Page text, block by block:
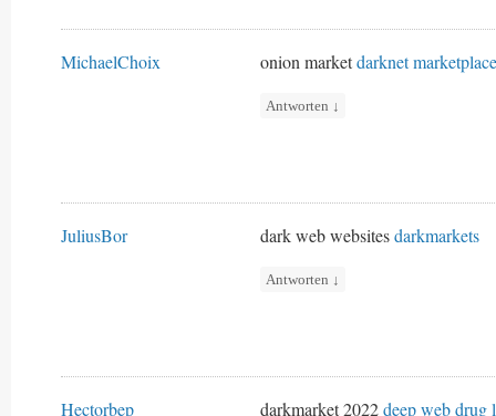
MichaelChoix onion marketdarknet marketplace
Antworten ↓
JuliusBor dark web websitesdarkmarkets
Antworten ↓
Hectorbep darkmarket 2022deep web drug